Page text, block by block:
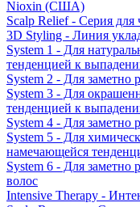
Nioxin (США)
Scalp Relief - Серия
3D Styling - Линия
System 1 - Для
тенденцией к
System 2 - Для заметно
System 3 - Для
тенденцией к
System 4 - Для
System 5 - Для
намечающейся
System 6 - Для
волос
Intensive Therapy -